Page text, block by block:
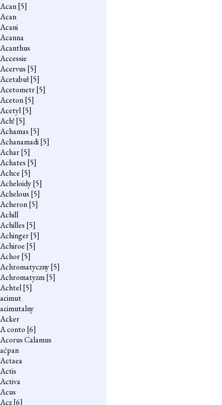
Acan[5]
Acan
Acani
Acanna
Acanthus
Accessie
Acervus [5]
Acetabuł[5]
Acetometr[5]
Aceton[5]
Acetyl[5]
Ach! [5]
Achamas [5]
Achanamadi[5]
Achar[5]
Achates [5]
Achce [5]
Acheloidy[5]
Achelous [5]
Acheron[5]
Achill
Achilles [5]
Achinger[5]
Achiroe [5]
Achor[5]
Achromatyczny[5]
Achromatyzm[5]
Achtel[5]
acimut
acimutalny
Acker
A conto [6]
Acorus Calamus
aćpan
Actaea
Actis
Activa
Acus
Acz[6]